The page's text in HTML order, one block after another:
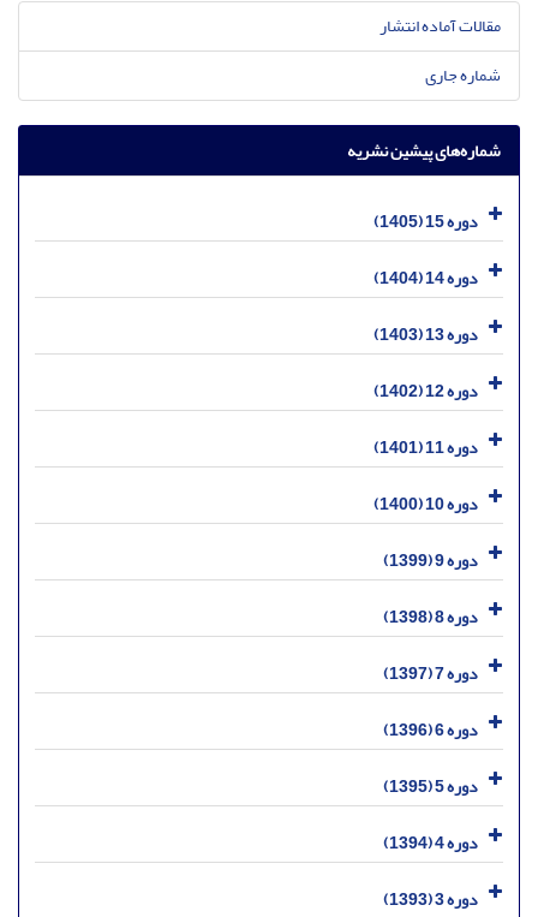
مقالات آماده انتشار
شماره جاری
شماره‌های پیشین نشریه
دوره 15 (1405)
دوره 14 (1404)
دوره 13 (1403)
دوره 12 (1402)
دوره 11 (1401)
دوره 10 (1400)
دوره 9 (1399)
دوره 8 (1398)
دوره 7 (1397)
دوره 6 (1396)
دوره 5 (1395)
دوره 4 (1394)
دوره 3 (1393)